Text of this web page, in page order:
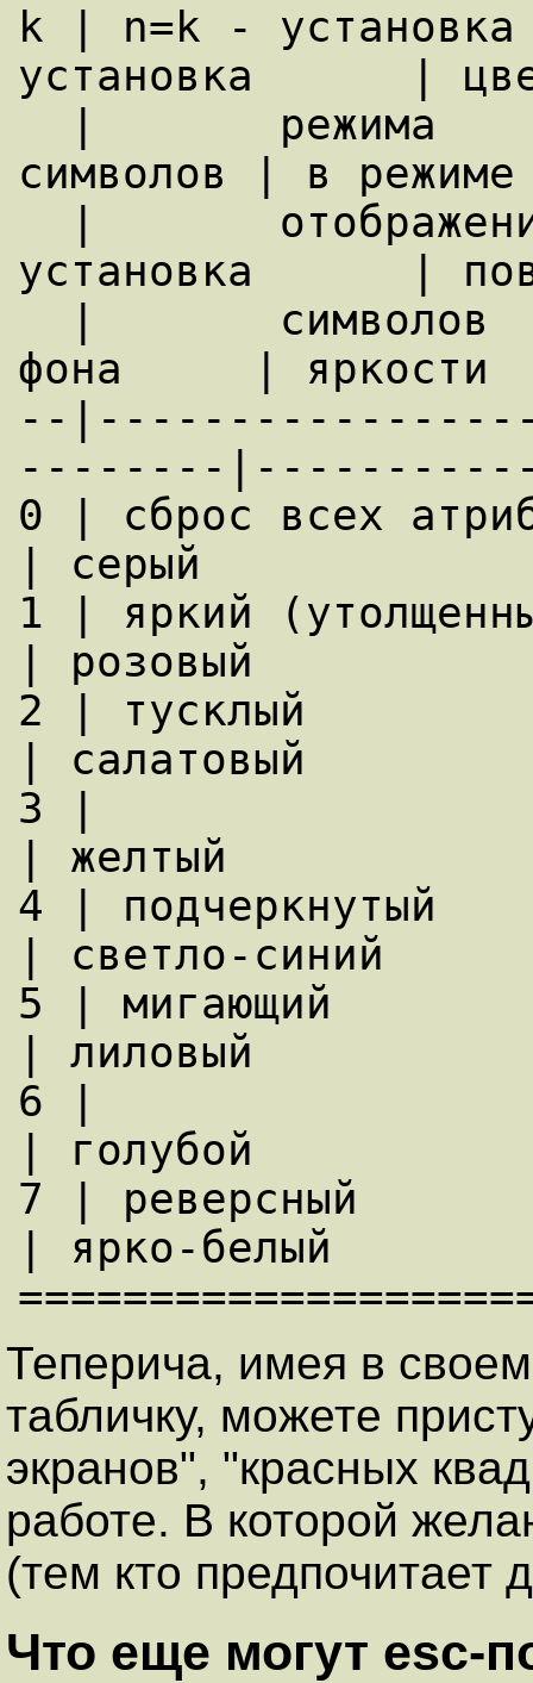
k | n=k -
установка      |
символов | в режиме
установка      |
фона     | яркости
--
--------
0 | сброс всех
| серый
1 | яркий
| розовый
2 | тусклый
| салатовый
3 |
| желтый
4 | подчеркнутый
| светло-синий
5 | мигающий
| лиловый
6 |
| голубой
7 | реверсный
| ярко-белый
Теперича, имея в
табличку, можете
экранов", "красных
работе. В которой
(тем кто предпочитает
Что еще могут esc-